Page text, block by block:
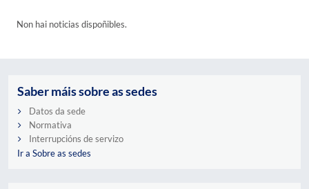
Non hai noticias dispoñibles.
Saber máis sobre as sedes
Datos da sede
Normativa
Interrupcións de servizo
Ir a Sobre as sedes